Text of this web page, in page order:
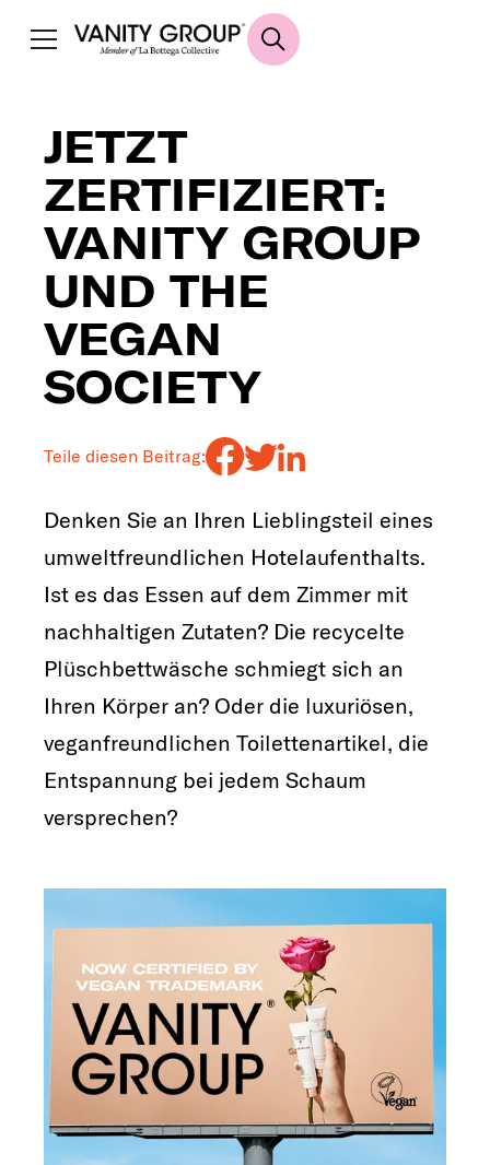
JETZT
ZERTIFIZIERT:
VANITY GROUP
UND THE
VEGAN
SOCIETY
Teile diesen Beitrag:
Denken Sie an Ihren Lieblingsteil eines
umweltfreundlichen Hotelaufenthalts.
Ist es das Essen auf dem Zimmer mit
nachhaltigen Zutaten? Die recycelte
Plüschbettwäsche schmiegt sich an
Ihren Körper an? Oder die luxuriösen,
veganfreundlichen Toilettenartikel, die
Entspannung bei jedem Schaum
versprechen?